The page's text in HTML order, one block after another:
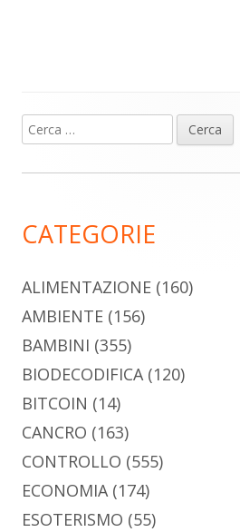
Barra
laterale
Ricerca
per:
CATEGORIE
ALIMENTAZIONE (160)
AMBIENTE (156)
BAMBINI (355)
BIODECODIFICA(120)
BITCOIN (14)
CANCRO (163)
CONTROLLO (555)
ECONOMIA(174)
ESOTERISMO (55)